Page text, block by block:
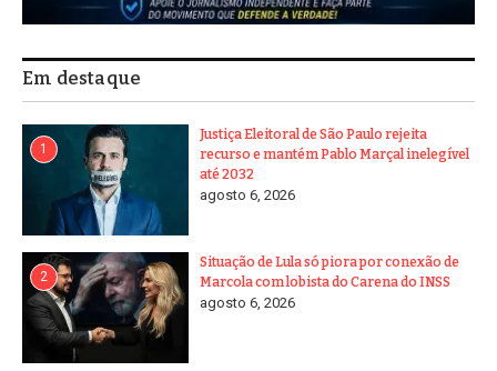
Em destaque
1
Justiça Eleitoral de São Paulo rejeita
recurso e mantém Pablo Marçal inelegível
até 2032
agosto 6, 2026
2
Situação de Lula só piora por conexão de
Marcola com lobista do Carena do INSS
agosto 6, 2026